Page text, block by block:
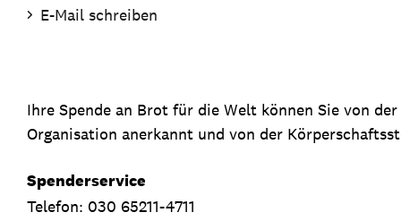
E-Mail schreiben
Ihre Spende an Brot für die Welt können Sie von
Organisation anerkannt und von der
Spenderservice
Telefon: 030 65211-4711